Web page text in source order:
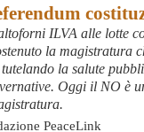
ILVA alle lotte
la magistratura
la salute
Oggi il NO è
PeaceLink